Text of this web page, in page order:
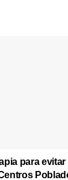
para